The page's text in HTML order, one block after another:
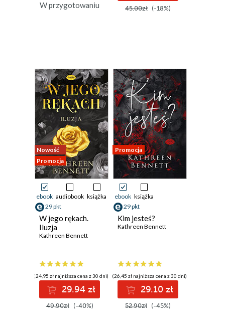
W przygotowaniu 45.00zł (-18%)
Nowość
Promocja
ebook audiobook książka
29 pkt
W jego rękach.
Iluzja
Kathreen Bennett
(24,95 zł najniższa cena z 30 dni)
29.94 zł
49.90zł (-40%)
Promocja
ebook książka
29 pkt
Kim jesteś?
Kathreen Bennett
(26,45 zł najniższa cena z 30 dni)
29.10 zł
52.90zł (-45%)